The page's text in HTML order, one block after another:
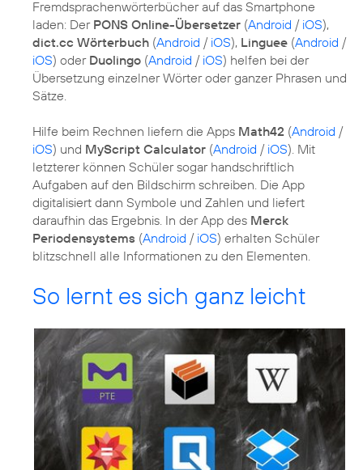
Fremdsprachenwörterbücher auf das Smartphone
laden: Der PONS Online-Übersetzer (Android / iOS),
dict.cc Wörterbuch (Android / iOS), Linguee (Android /
iOS) oder Duolingo (Android / iOS) helfen bei der
Übersetzung einzelner Wörter oder ganzer Phrasen und
Sätze.
Hilfe beim Rechnen liefern die Apps Math42 (Android /
iOS) und MyScript Calculator (Android / iOS). Mit
letzterer können Schüler sogar handschriftlich
Aufgaben auf den Bildschirm schreiben. Die App
digitalisiert dann Symbole und Zahlen und liefert
daraufhin das Ergebnis. In der App des Merck
Periodensystems (Android / iOS) erhalten Schüler
blitzschnell alle Informationen zu den Elementen.
So lernt es sich ganz leicht